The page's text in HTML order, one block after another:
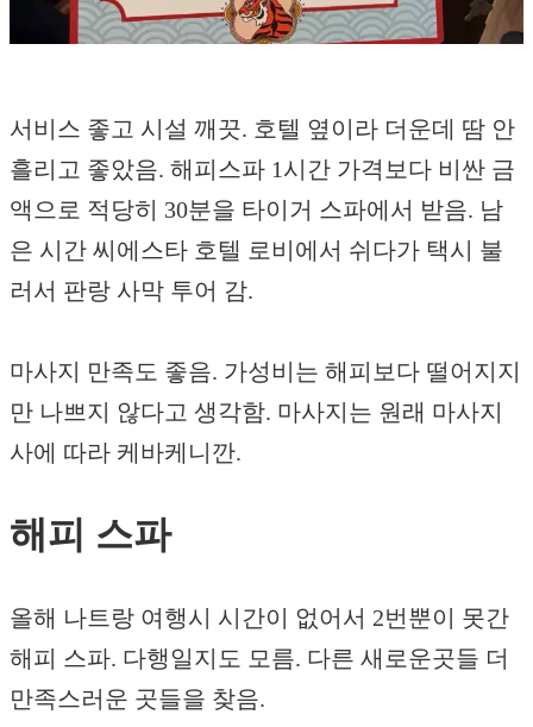
서비스 좋고 시설 깨끗. 호텔 옆이라 더운데 땀 안
흘리고 좋았음. 해피스파 1시간 가격보다 비싼 금
액으로 적당히 30분을 타이거 스파에서 받음. 남
은 시간 씨에스타 호텔 로비에서 쉬다가 택시 불
러서 판랑 사막 투어 감.
마사지 만족도 좋음. 가성비는 해피보다 떨어지지
만 나쁘지 않다고 생각함. 마사지는 원래 마사지
사에 따라 케바케니깐.
해피 스파
올해 나트랑 여행시 시간이 없어서 2번뿐이 못간
해피 스파. 다행일지도 모름. 다른 새로운곳들 더
만족스러운 곳들을 찾음.